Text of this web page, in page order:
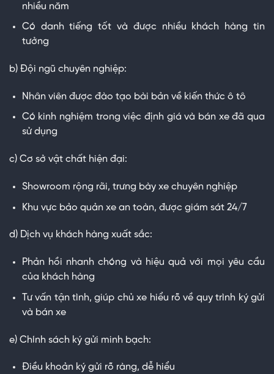
nhiều năm
Có danh tiếng tốt và được nhiều khách hàng tin
tưởng
b) Đội ngũ chuyên nghiệp:
Nhân viên được đào tạo bài bản về kiến thức ô tô
Có kinh nghiệm trong việc định giá và bán xe đã qua
sử dụng
c) Cơ sở vật chất hiện đại:
Showroom rộng rãi, trưng bày xe chuyên nghiệp
Khu vực bảo quản xe an toàn, được giám sát 24/7
d) Dịch vụ khách hàng xuất sắc:
Phản hồi nhanh chóng và hiệu quả với mọi yêu cầu
của khách hàng
Tư vấn tận tình, giúp chủ xe hiểu rõ về quy trình ký gửi
và bán xe
e) Chính sách ký gửi minh bạch:
Điều khoản ký gửi rõ ràng, dễ hiểu